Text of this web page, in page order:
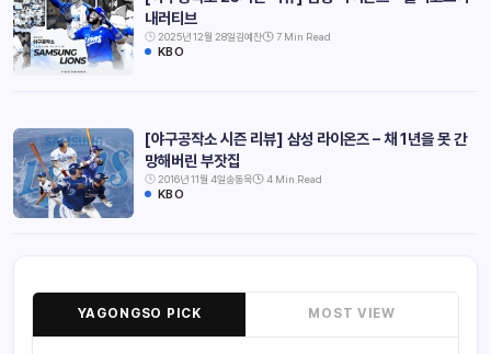
내러티브
2025년 12월 28일김예찬 7 Min Read
KBO
[야구공작소 시즌 리뷰] 삼성 라이온즈 – 채 1년을 못 간
망해버린 부잣집
2016년 11월 4일송동욱 4 Min Read
KBO
YAGONGSO PICK MOST VIEW